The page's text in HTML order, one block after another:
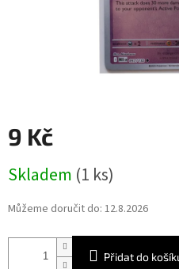
9 Kč
cena:
Skladem (1 ks)
Můžeme doručit do: 12.8.2026
Přidat do